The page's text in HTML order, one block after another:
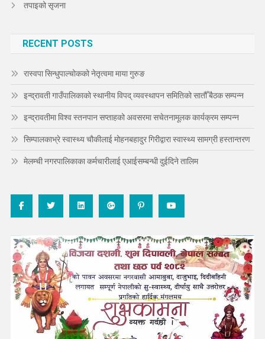
तपाइको सृजना
RECENT POSTS
रास्वपा सिन्धुपाल्चोकको नेतृत्वमा माया गुरुङ
इन्द्रावती गाउँपालिकाको स्थानीय विपद् व्यवस्थापन समितिको सातौँ बैठक सम्पन्न
इन्द्रावतीमा विश्व स्तनपान सप्ताहको अवसरमा सचेतनामूलक कार्यक्रम सम्पन्न
सिम्पालकाभ्रे स्वास्थ्य चौकीलाई मोहनबहादुर गिरीद्वारा स्वास्थ्य सामग्री हस्तान्तरण
मेलम्ची नगरपालिकाका कर्मचारीलाई एआईसम्बन्धी दुईदिने तालिम